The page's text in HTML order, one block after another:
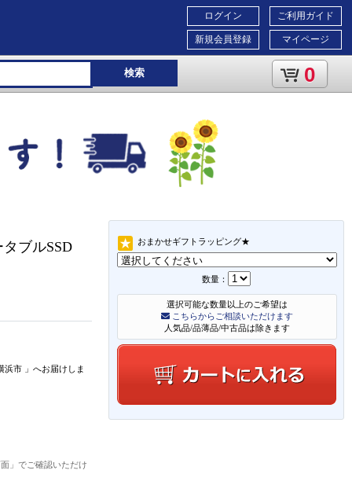
ご利用ガイド
マイページ
ログイン
新規会員登録
検索 0
おまかせギフトラッピング★
数量：
選択可能な数量以上のご希望は
こちらからご相談いただけます
人気品/品薄品/中古品は除きます
ブルSSD
浜市 」 へお届けしま
」でご確認いただけ